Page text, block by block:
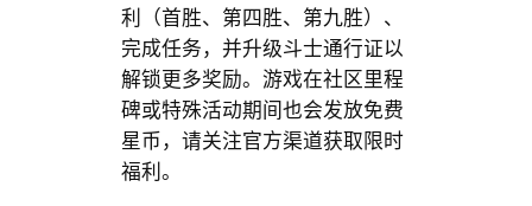
利（首胜、第四胜、第九胜）、
完成任务，并升级斗士通行证以
解锁更多奖励。游戏在社区里程
碑或特殊活动期间也会发放免费
星币，请关注官方渠道获取限时
福利。